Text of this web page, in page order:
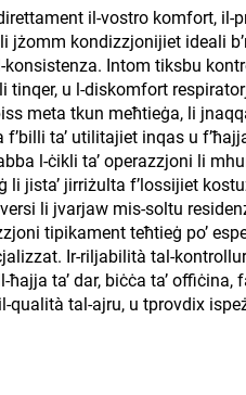
il-vostro komfort, il-
jżomm kondizzjonijiet ideali
Intom tiksbu
u l-diskomfort
meta tkun meħtieġa, li
ta’ utilitajiet inqas u
l-ċikli ta’ operazzjoni li
jista’ jirriżulta f’lossijiet
li jvarjaw mis-soltu
tipikament teħtieġ po’
Ir-riljabilità tal-
ta’ dar, biċċa ta’ offiċina,
tal-ajru, u tprovdix